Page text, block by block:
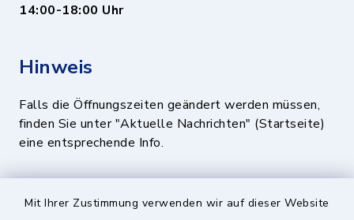
Mit Ihrer Zustimmung verwenden wir auf dieser Website
14:00-18:00 Uhr
Hinweis
Falls die Öffnungszeiten geändert werden müssen,
finden Sie unter "Aktuelle Nachrichten" (Startseite)
eine entsprechende Info.
Quicklinks